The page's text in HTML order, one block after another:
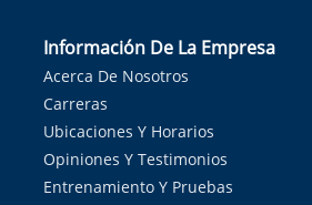
Información De La Empresa
Acerca De Nosotros
Carreras
Ubicaciones Y Horarios
Opiniones Y Testimonios
Entrenamiento Y Pruebas